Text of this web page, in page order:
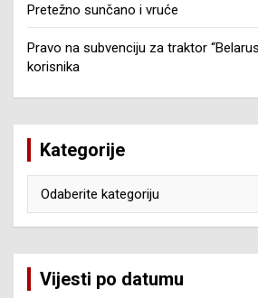
Pretežno sunčano i vruće
Pravo na subvenciju za traktor
korisnika
Kategorije
Vijesti po datumu